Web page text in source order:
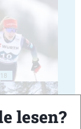
18
lesen?